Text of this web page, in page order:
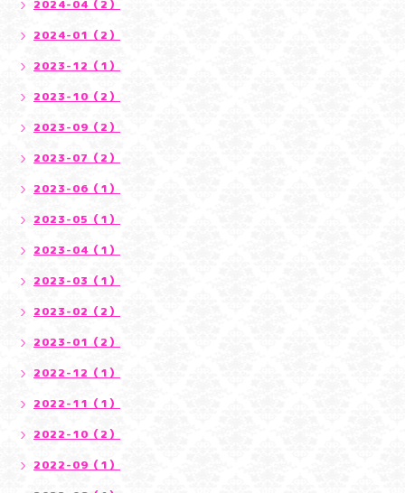
2024-04（2）
2024-01（2）
2023-12（1）
2023-10（2）
2023-09（2）
2023-07（2）
2023-06（1）
2023-05（1）
2023-04（1）
2023-03（1）
2023-02（2）
2023-01（2）
2022-12（1）
2022-11（1）
2022-10（2）
2022-09（1）